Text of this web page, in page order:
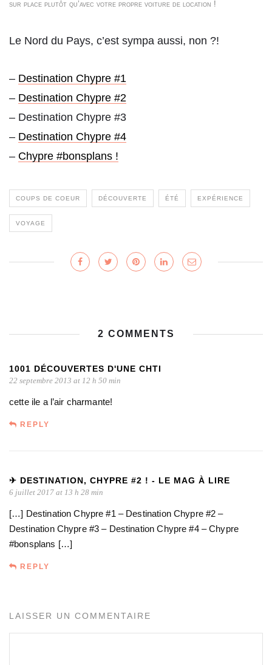
sur place plutôt qu’avec votre propre voiture de location !
Le Nord du Pays, c’est sympa aussi, non ?!
– Destination Chypre #1
– Destination Chypre #2
– Destination Chypre #3
– Destination Chypre #4
– Chypre #bonsplans !
COUPS DE COEUR DÉCOUVERTE ÉTÉ EXPÉRIENCE
VOYAGE
2 COMMENTS
1001 DÉCOUVERTES D'UNE CHTI
22 septembre 2013 at 12 h 50 min
cette ile a l’air charmante!
REPLY
✈ DESTINATION, CHYPRE #2 ! - LE MAG À LIRE
6 juillet 2017 at 13 h 28 min
[…] Destination Chypre #1 – Destination Chypre #2 –
Destination Chypre #3 – Destination Chypre #4 – Chypre
#bonsplans […]
REPLY
LAISSER UN COMMENTAIRE